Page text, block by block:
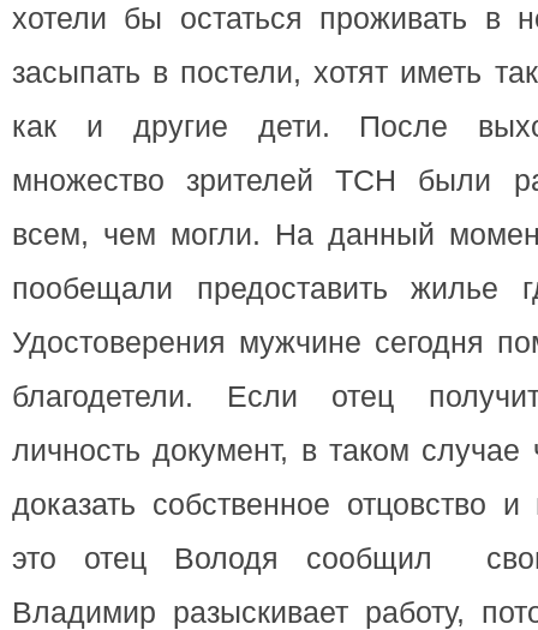
хотели бы остаться проживать в
засыпать в постели, хотят иметь
как и другие дети. После
множество зрителей ТСН были
всем, чем могли. На данный
пообещали предоставить жилье
Удостоверения мужчине сегодня
благодетели. Если отец
личность документ, в таком
доказать собственное отцовство
это отец Володя сообщил
Владимир разыскивает работу,